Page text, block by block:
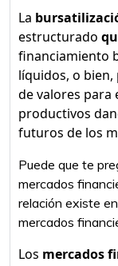
La
estructurado
financiamiento
líquidos, o
de valores para
productivos
futuros de los
Puede que te
mercados
relación existe
mercados
Los mercados